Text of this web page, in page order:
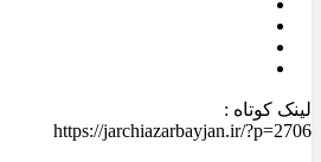
لینک کوتاه :
https://jarchiazarbayjan.ir/?p=2706